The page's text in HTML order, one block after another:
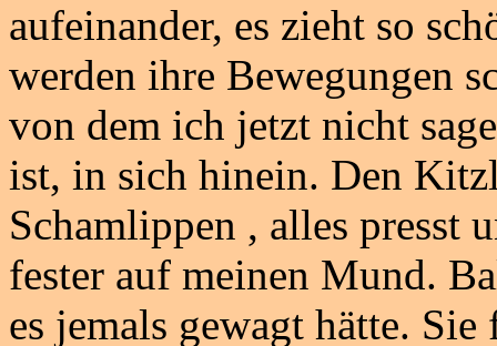
aufeinander, es zieht so
werden ihre Bewegungen
von dem ich jetzt nicht
ist, in sich hinein. Den
Schamlippen , alles presst
fester auf meinen Mund.
es jemals gewagt hätte.